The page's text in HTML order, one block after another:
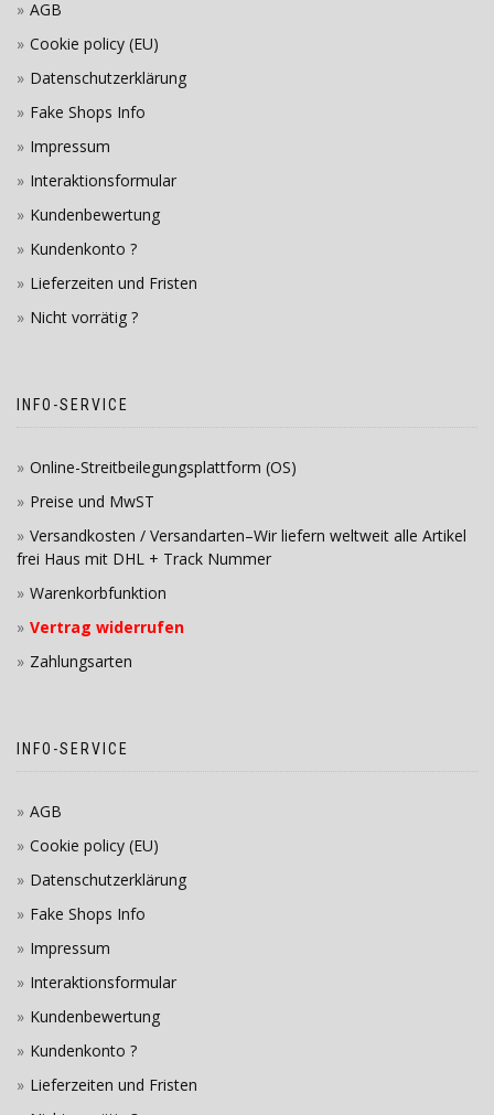
AGB
Cookie policy (EU)
Datenschutzerklärung
Fake Shops Info
Impressum
Interaktionsformular
Kundenbewertung
Kundenkonto ?
Lieferzeiten und Fristen
Nicht vorrätig ?
INFO-SERVICE
Online-Streitbeilegungsplattform (OS)
Preise und MwST
Versandkosten / Versandarten–Wir liefern weltweit alle Artikel
frei Haus mit DHL + Track Nummer
Warenkorbfunktion
Vertrag widerrufen
Zahlungsarten
INFO-SERVICE
AGB
Cookie policy (EU)
Datenschutzerklärung
Fake Shops Info
Impressum
Interaktionsformular
Kundenbewertung
Kundenkonto ?
Lieferzeiten und Fristen